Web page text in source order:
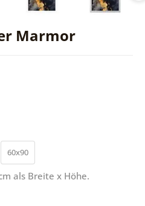
Marmor
60x90
als Breite x Höhe.